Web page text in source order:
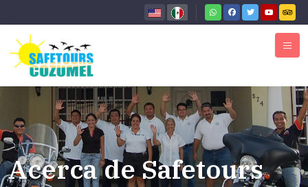
Acerca de Safetours